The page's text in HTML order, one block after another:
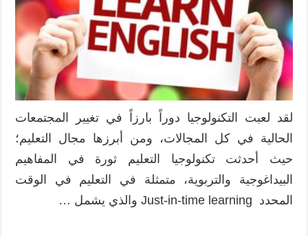
لقد لعبت التكنولوجيا دوراً بارزاً في تغيير المجتمعات
الحالية في كل المجالات، ومن أبرزها مجال التعليم؛
حيث أحدثت تكنولوجيا التعليم ثورة في المفاهيم
البيداغوجية والتربوية، متمثلة في التعليم في الوقت
المحدد Just-in-time learning والذي يشمل …